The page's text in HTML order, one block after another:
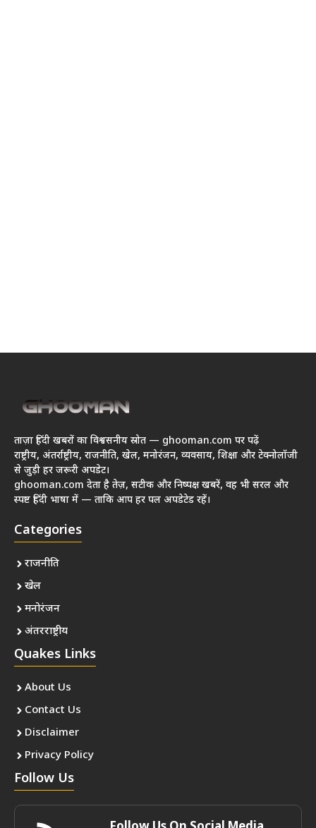
ताज़ा हिंदी खबरों का विश्वसनीय स्रोत — ghooman.com पर पढ़ें
राष्ट्रीय, अंतर्राष्ट्रीय, राजनीति, खेल, मनोरंजन, व्यवसाय, शिक्षा और टेक्नोलॉजी
से जुड़ी हर जरूरी अपडेट।
ghooman.com देता है तेज़, सटीक और निष्पक्ष खबरें, वह भी सरल और
स्पष्ट हिंदी भाषा में — ताकि आप हर पल अपडेटेड रहें।
Categories
राजनीति
खेल
मनोरंजन
अंतरराष्ट्रीय
Quakes Links
About Us
Contact Us
Disclaimer
Privacy Policy
Follow Us